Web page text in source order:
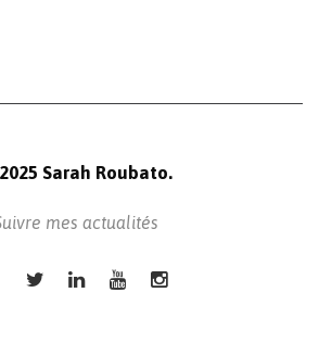
Sarah Roubato.
mes actualités